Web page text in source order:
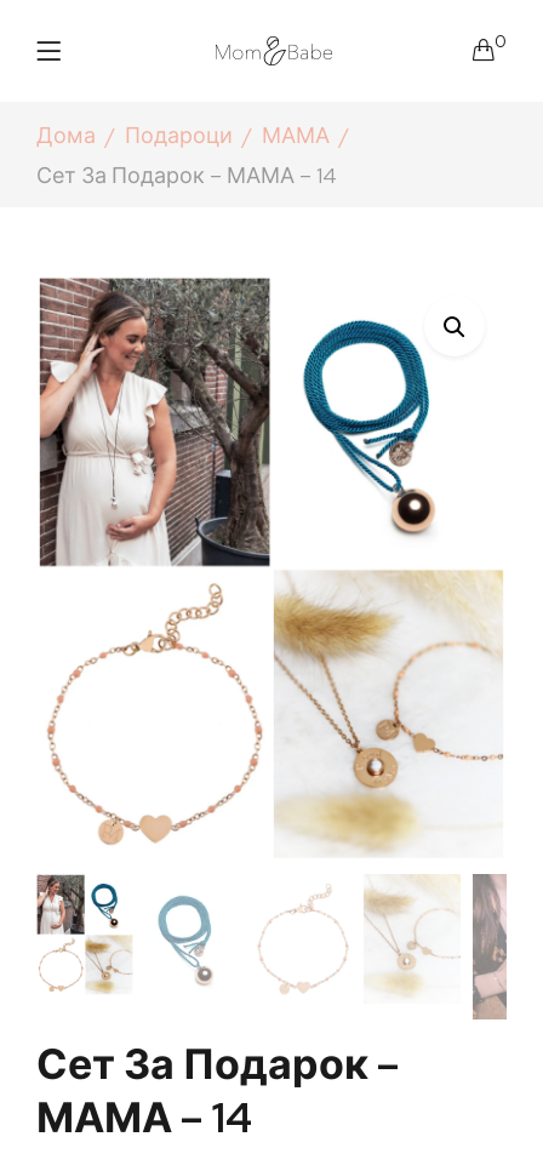
0
Дома Подароци
МАМА
Сет За Подарок – МАМА – 14
Сет За Подарок –
МАМА – 14